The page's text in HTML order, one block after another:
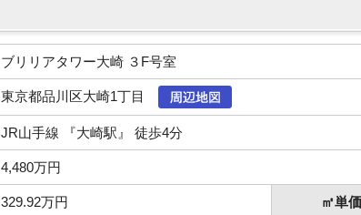
ブリリアタワー大崎 ３F号室
東京都品川区大崎1丁目
JR山手線 『大崎駅』 徒歩4分
4,480万円
329.92万円 ㎡単価